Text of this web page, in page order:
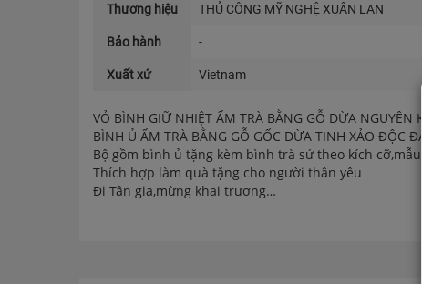
Thương hiệu THỦ CÔNG MỸ NGHỆ XUÂN LAN
Bảo hành -
Xuất xứ Vietnam
VỎ BÌNH GIỮ NHIỆT ẤM TRÀ BẰNG GỖ DỪA NGUYÊN
BÌNH Ủ ẤM TRÀ BẰNG GỖ GỐC DỪA TINH XẢO ĐỘC
Bộ gồm bình ủ tặng kèm bình trà sứ theo kích
Thích hợp làm quà tặng cho người thân yêu
Đi Tân gia,mừng khai trương…